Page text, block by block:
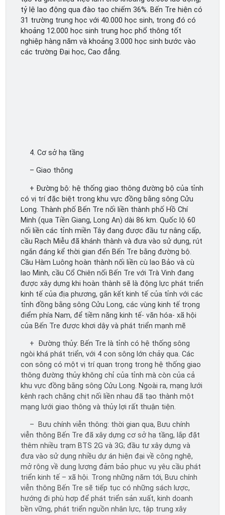
tỷ lệ lao động qua đào tạo chiếm 36%. Bến Tre hiện có
31 trường trung học với 40.000 học sinh, trong đó có
khoảng 12.000 học sinh trung học phổ thông tốt
nghiệp hàng năm và khoảng 3.000 học sinh bước vào
các trường Đại học, Cao đẳng.
4. Cơ sở hạ tầng
– Giao thông
+ Đường bộ: hệ thống giao thông đường bộ của tỉnh
có vị trí đặc biệt trong khu vực đồng bằng sông Cửu
Long. Thành phố Bến Tre nối liền thành phố Hồ Chí
Minh (qua Tiền Giang, Long An) dài 86 km. Quốc lộ 60
nối liền các tỉnh miền Tây đang được đầu tư nâng cấp,
cầu Rạch Miễu đã khánh thành và đưa vào sử dụng, rút
ngắn đáng kể thời gian đến Bến Tre bằng đường bộ.
Cầu Hàm Luông hoàn thành nối liền cù lao Bảo và cù
lao Minh, cầu Cổ Chiên nối Bến Tre với Trà Vinh đang
được xây dựng khi hoàn thành sẽ là động lực phát triển
kinh tế của địa phương, gắn kết kinh tế của tỉnh với các
tỉnh đồng bằng sông Cửu Long, các vùng kinh tế trọng
điểm phía Nam, để tiềm năng kinh tế- văn hóa- xã hội
của Bến Tre được khơi dậy và phát triển mạnh mẽ
+ Đường thủy: Bến Tre là tỉnh có hệ thống sông
ngòi khá phát triển, với 4 con sông lớn chảy qua. Các
con sông có một vị trí quan trọng trong hệ thống giao
thông đường thủy không chỉ của tỉnh mà còn của cả
khu vực đồng bằng sông Cửu Long. Ngoài ra, mạng lưới
kênh rạch chằng chịt nối liền nhau đã tạo thành một
mạng lưới giao thông và thủy lợi rất thuận tiện.
– Bưu chính viễn thông: thời gian qua, Bưu chính
viễn thông Bến Tre đã xây dựng cơ sở hạ tầng, lắp đặt
thêm nhiều trạm BTS 2G và 3G; đầu tư xây dựng và
đưa vào sử dụng nhiều dự án hiện đại về công nghệ,
mở rộng về dung lượng đảm bảo phục vụ yêu cầu phát
triển kinh tế – xã hội. Trong những năm tới, Bưu chính
viễn thông Bến Tre sẽ tiếp tục có những sách lược,
hướng đi phù hợp để phát triển sản xuất, kinh doanh
bền vững, phát triển nguồn nhân lực, tập trung xây